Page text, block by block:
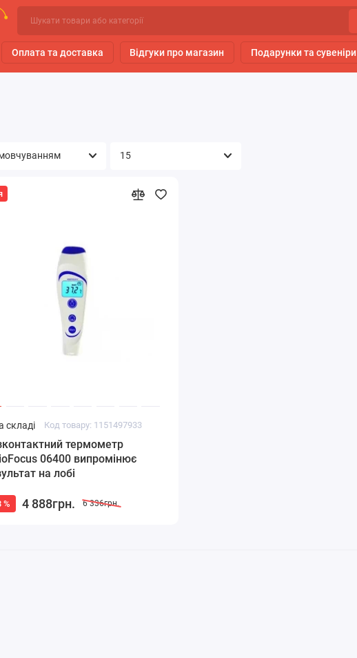
Оплата та доставка Відгуки про магазин Подарунки та сувеніри
складі Код товару: 1151497933
термометр
06400 випромінює
на лобі
% 4 888грн. 6 336грн.